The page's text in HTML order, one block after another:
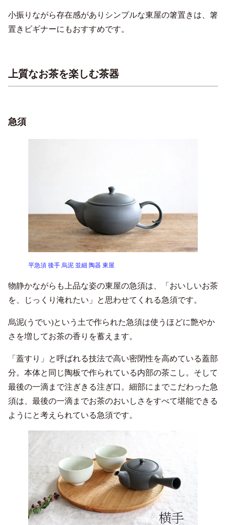
小振りながら存在感がありシンプルな東屋の箸置きは、箸
置きビギナーにもおすすめです。
上質なお茶を楽しむ茶器
急須
平急須 後手 烏泥 並細 陶器 東屋
物静かながらも上品な姿の東屋の急須は、「おいしいお茶
を、じっくり淹れたい」と思わせてくれる急須です。
烏泥(うでい)という土で作られた急須は使うほどに艶やか
さを増してお茶の香りを蓄えます。
「蓋すり」と呼ばれる技法で高い密閉性を高めている蓋部
分。本体と同じ陶板で作られている内部の茶こし。そして
最後の一滴まで注ぎきる注ぎ口。細部にまでこだわった急
須は、最後の一滴までお茶のおいしさをすべて堪能できる
ようにと考えられている急須です。